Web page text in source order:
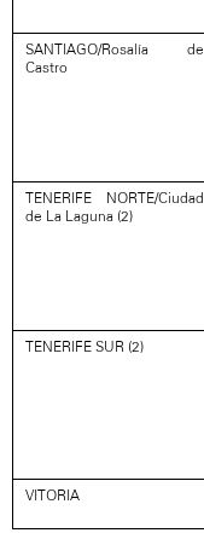
SANTIAGO/Rosalía de
Castro
TENERIFE NORTE/Ciudad
de La Laguna (2)
TENERIFE SUR (2)
VITORIA